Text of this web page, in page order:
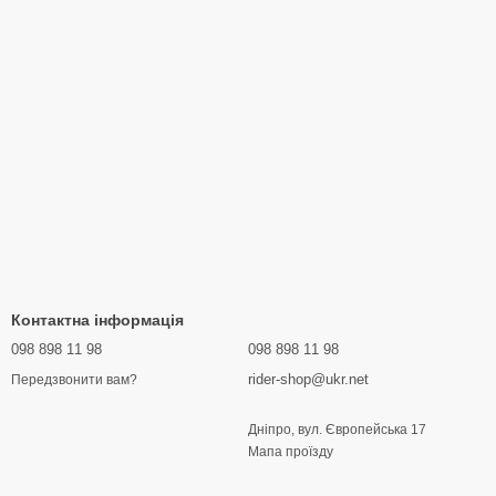
Контактна інформація
098 898 11 98
Передзвонити вам?
098 898 11 98
rider-shop@ukr.net
Дніпро, вул. Європейська 17
Мапа проїзду